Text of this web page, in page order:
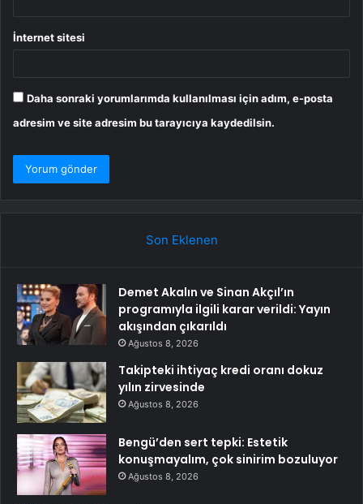
İnternet sitesi
Daha sonraki yorumlarımda kullanılması için adım, e-posta
adresim ve site adresim bu tarayıcıya kaydedilsin.
Son Eklenen
Demet Akalın ve Sinan Akçıl’ın
programıyla ilgili karar verildi: Yayın
akışından çıkarıldı
Ağustos 8, 2026
Takipteki ihtiyaç kredi oranı dokuz
yılın zirvesinde
Ağustos 8, 2026
Bengü’den sert tepki: Estetik
konuşmayalım, çok sinirim bozuluyor
Ağustos 8, 2026